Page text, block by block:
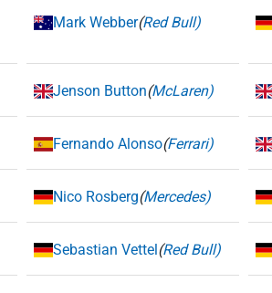
Mark Webber(Red Bull)
Jenson Button(McLaren)
Fernando Alonso(Ferrari)
Nico Rosberg(Mercedes)
Sebastian Vettel(Red Bull)